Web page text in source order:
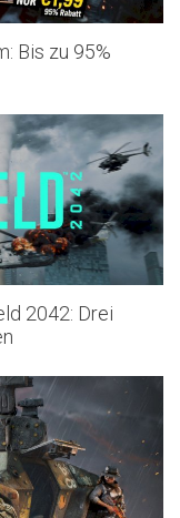
Bis zu 95%
2042: Drei